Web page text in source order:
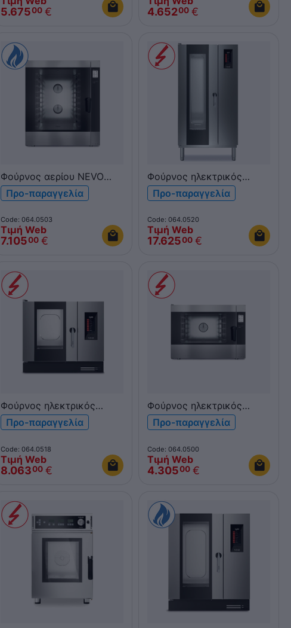
5.67500 € 4.65200 €
Φούρνος αερίου NEVO
Pratika 10xGN 1/1 &
600x400 FDG101TV
Προ-παραγγελία
Code: 064.0503
Τιμή Web
7.10500 €
Φούρνος ηλεκτρικός
NEVO Qubi 20xGN 1/1
QUBI20
Προ-παραγγελία
Code: 064.0520
Τιμή Web
17.62500 €
Φούρνος ηλεκτρικός
NEVO Qubi 6xGN 1/1
QUBI6
Προ-παραγγελία
Code: 064.0518
Τιμή Web
8.06300 €
Φούρνος ηλεκτρικός
NEVO Pratika 5xGN 1/1 &
600x400 FDE051TV
Προ-παραγγελία
Code: 064.0500
Τιμή Web
4.30500 €